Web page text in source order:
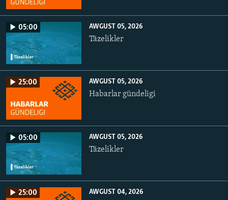
05:00 AWGUST 05, 2026
Täzelikler
25:00 AWGUST 05, 2026
Habarlar gündeligi
05:00 AWGUST 05, 2026
Täzelikler
25:00 AWGUST 04, 2026